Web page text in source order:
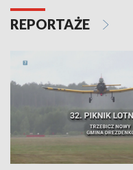
REPORTAŻE